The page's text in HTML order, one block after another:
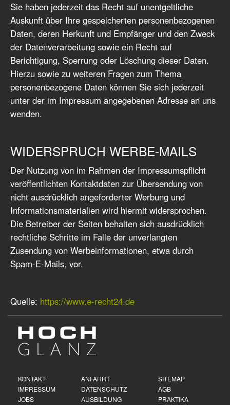
Sie haben jederzeit das Recht auf unentgeltliche
Auskunft über Ihre gespeicherten personenbezogenen
Daten, deren Herkunft und Empfänger und den Zweck
der Datenverarbeitung sowie ein Recht auf
Berichtigung, Sperrung oder Löschung dieser Daten.
Hierzu sowie zu weiteren Fragen zum Thema
personenbezogene Daten können Sie sich jederzeit
unter der im Impressum angegebenen Adresse an uns
wenden.
WIDERSPRUCH WERBE-MAILS
Der Nutzung von im Rahmen der Impressumspflicht
veröffentlichten Kontaktdaten zur Übersendung von
nicht ausdrücklich angeforderter Werbung und
Informationsmaterialien wird hiermit widersprochen.
Die Betreiber der Seiten behalten sich ausdrücklich
rechtliche Schritte im Falle der unverlangten
Zusendung von Werbeinformationen, etwa durch
Spam-E-Mails, vor.
Quelle: https://www.e-recht24.de
KONTAKT ANFAHRT
SITEMAP
IMPRESSUM
DATENSCHUTZ
AGB
JOBS
AUSBILDUNG PRAKTIKA